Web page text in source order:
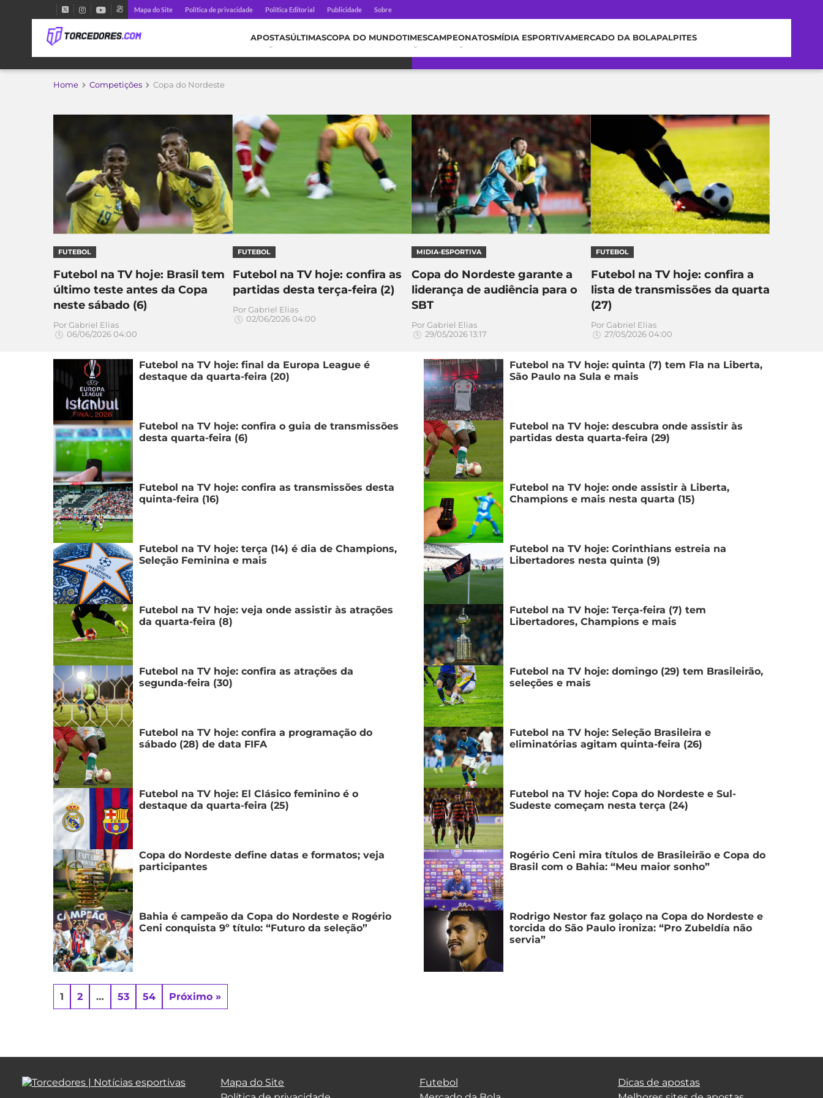
Mapa do Site Política de privacidade Política Editorial Publicidade Sobre
APOSTASÚLTIMASCOPA DO MUNDOTIMESCAMPEONATOSMÍDIA ESPORTIVAMERCADO DA BOLAPALPITES
Home Competições Copa do Nordeste
FUTEBOL
Futebol na TV hoje: Brasil tem
último teste antes da Copa
neste sábado (6)
Por Gabriel Elias
06/06/2026 04:00
FUTEBOL
Futebol na TV hoje: confira as
partidas desta terça-feira (2)
Por Gabriel Elias
02/06/2026 04:00
MIDIA-ESPORTIVA
Copa do Nordeste garante a
liderança de audiência para o
SBT
Por Gabriel Elias
29/05/2026 13:17
FUTEBOL
Futebol na TV hoje: confira a
lista de transmissões da quarta
(27)
Por Gabriel Elias
27/05/2026 04:00
Futebol na TV hoje: final da Europa League é
destaque da quarta-feira (20)
Futebol na TV hoje: quinta (7) tem Fla na Liberta,
São Paulo na Sula e mais
Futebol na TV hoje: confira o guia de transmissões
desta quarta-feira (6)
Futebol na TV hoje: descubra onde assistir às
partidas desta quarta-feira (29)
Futebol na TV hoje: confira as transmissões desta
quinta-feira (16)
Futebol na TV hoje: onde assistir à Liberta,
Champions e mais nesta quarta (15)
Futebol na TV hoje: terça (14) é dia de Champions,
Seleção Feminina e mais
Futebol na TV hoje: Corinthians estreia na
Libertadores nesta quinta (9)
Futebol na TV hoje: veja onde assistir às atrações
da quarta-feira (8)
Futebol na TV hoje: Terça-feira (7) tem
Libertadores, Champions e mais
Futebol na TV hoje: confira as atrações da
segunda-feira (30)
Futebol na TV hoje: domingo (29) tem Brasileirão,
seleções e mais
Futebol na TV hoje: confira a programação do
sábado (28) de data FIFA
Futebol na TV hoje: Seleção Brasileira e
eliminatórias agitam quinta-feira (26)
Futebol na TV hoje: El Clásico feminino é o
destaque da quarta-feira (25)
Futebol na TV hoje: Copa do Nordeste e Sul-
Sudeste começam nesta terça (24)
Copa do Nordeste define datas e formatos; veja
participantes
Rogério Ceni mira títulos de Brasileirão e Copa do
Brasil com o Bahia: “Meu maior sonho”
Bahia é campeão da Copa do Nordeste e Rogério
Ceni conquista 9º título: “Futuro da seleção”
Rodrigo Nestor faz golaço na Copa do Nordeste e
torcida do São Paulo ironiza: “Pro Zubeldía não
servia”
1 2 … 53 54 Próximo »
Mapa do Site
Futebol
Dicas de apostas